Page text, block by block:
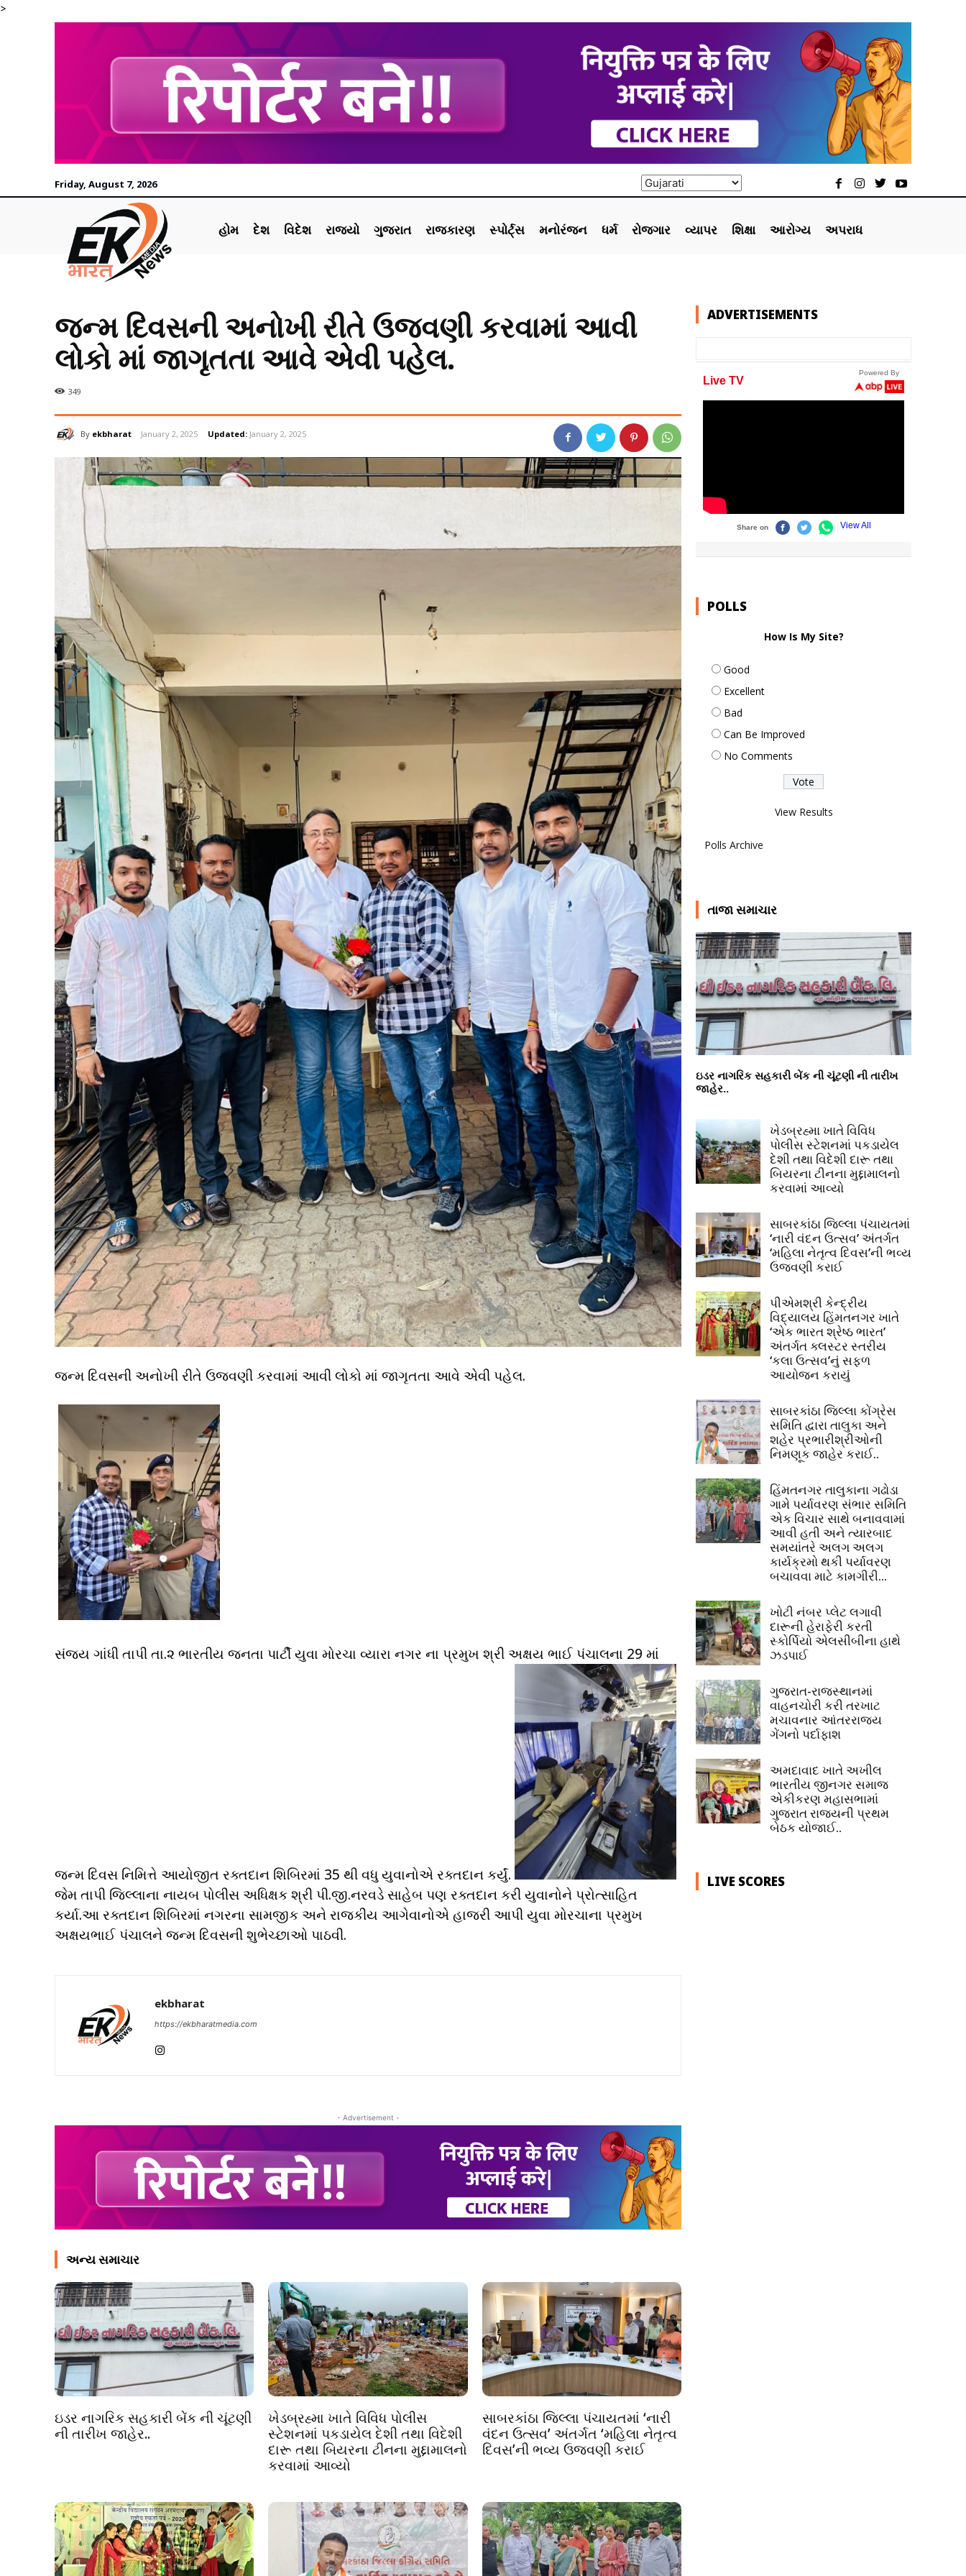
>
Friday, August 7, 2026
હોમ દેશ વિદેશ રાજ્યો ગુજરાત રાજકારણ સ્પોર્ટ્સ મનોરંજન ધર્મ રોજગાર વ્યાપર શિક્ષા આરોગ્ય અપરાધ
જન્મ દિવસની અનોખી રીતે ઉજવણી કરવામાં આવી
લોકો માં જાગૃતતા આવે એવી પહેલ.
349
By ekbharat January 2, 2025 Updated: January 2, 2025
જન્મ દિવસની અનોખી રીતે ઉજવણી કરવામાં આવી લોકો માં જાગૃતતા આવે એવી પહેલ.
સંજય ગાંધી તાપી તા.૨ ભારતીય જનતા પાર્ટી યુવા મોરચા વ્યારા નગર ના પ્રમુખ શ્રી અક્ષય ભાઈ પંચાલના 29 માં
જન્મ દિવસ નિમિત્તે આયોજીત રક્તદાન શિબિરમાં 35 થી વધુ યુવાનોએ રક્તદાન કર્યું.
જેમ તાપી જિલ્લાના નાયબ પોલીસ અધિક્ષક શ્રી પી.જી.નરવડે સાહેબ પણ રક્તદાન કરી યુવાનોને પ્રોત્સાહિત
કર્યા.આ રક્તદાન શિબિરમાં નગરના સામજીક અને રાજકીય આગેવાનોએ હાજરી આપી યુવા મોરચાના પ્રમુખ
અક્ષયભાઈ પંચાલને જન્મ દિવસની શુભેચ્છાઓ પાઠવી.
ekbharat
https://ekbharatmedia.com
- Advertisement -
અન્ય સમાચાર
ઇડર નાગરિક સહકારી બેંક ની ચૂંટણી
ની તારીખ જાહેર..
ખેડબ્રહ્મા ખાતે વિવિધ પોલીસ
સ્ટેશનમાં પકડાયેલ દેશી તથા વિદેશી
દારૂ તથા બિયરના ટીનના મુદ્દામાલનો
કરવામાં આવ્યો
સાબરકાંઠા જિલ્લા પંચાયતમાં ‘નારી
વંદન ઉત્સવ’ અંતર્ગત ‘મહિલા નેતૃત્વ
દિવસ’ની ભવ્ય ઉજવણી કરાઈ
ADVERTISEMENTS
POLLS
How Is My Site?
Good
Excellent
Bad
Can Be Improved
No Comments
View Results
Polls Archive
તાજા સમાચાર
ઇડર નાગરિક સહકારી બેંક ની ચૂંટણી ની તારીખ
જાહેર..
ખેડબ્રહ્મા ખાતે વિવિધ
પોલીસ સ્ટેશનમાં પકડાયેલ
દેશી તથા વિદેશી દારૂ તથા
બિયરના ટીનના મુદ્દામાલનો
કરવામાં આવ્યો
સાબરકાંઠા જિલ્લા પંચાયતમાં
‘નારી વંદન ઉત્સવ’ અંતર્ગત
‘મહિલા નેતૃત્વ દિવસ’ની ભવ્ય
ઉજવણી કરાઈ
પીએમશ્રી કેન્દ્રીય
વિદ્યાલય હિંમતનગર ખાતે
‘એક ભારત શ્રેષ્ઠ ભારત’
અંતર્ગત ક્લસ્ટર સ્તરીય
‘કલા ઉત્સવ’નું સફળ
આયોજન કરાયું
સાબરકાંઠા જિલ્લા કોંગ્રેસ
સમિતિ દ્વારા તાલુકા અને
શહેર પ્રભારીશ્રીઓની
નિમણૂક જાહેર કરાઈ..
હિંમતનગર તાલુકાના ગઢોડા
ગામે પર્યાવરણ સંભાર સમિતિ
એક વિચાર સાથે બનાવવામાં
આવી હતી અને ત્યારબાદ
સમયાંતરે અલગ અલગ
કાર્યક્રમો થકી પર્યાવરણ
બચાવવા માટે કામગીરી...
ખોટી નંબર પ્લેટ લગાવી
દારૂની હેરાફેરી કરતી
સ્કોર્પિયો એલસીબીના હાથે
ઝડપાઈ
ગુજરાત-રાજસ્થાનમાં
વાહનચોરી કરી તરખાટ
મચાવનાર આંતરરાજ્ય
ગેંગનો પર્દાફાશ
અમદાવાદ ખાતે અખીલ
ભારતીય જીનગર સમાજ
એકીકરણ મહાસભામાં
ગુજરાત રાજ્યની પ્રથમ
બેઠક યોજાઈ..
LIVE SCORES